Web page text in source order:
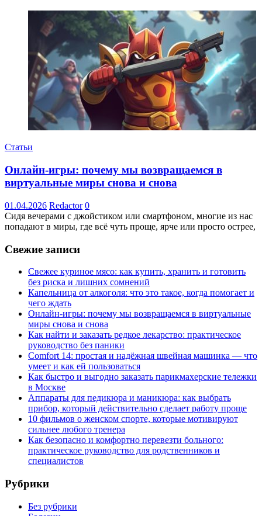
Статьи
Онлайн-игры: почему мы возвращаемся в
виртуальные миры снова и снова
01.04.2026 Redactor 0
Сидя вечерами с джойстиком или смартфоном, многие из нас
попадают в миры, где всё чуть проще, ярче или просто острее,
Свежие записи
Свежее куриное мясо: как купить, хранить и готовить
без риска и лишних сомнений
Капельница от алкоголя: что это такое, когда помогает и
чего ждать
Онлайн-игры: почему мы возвращаемся в виртуальные
миры снова и снова
Как найти и заказать редкое лекарство: практическое
руководство без паники
Comfort 14: простая и надёжная швейная машинка — что
умеет и как ей пользоваться
Как быстро и выгодно заказать парикмахерские тележки
в Москве
Аппараты для педикюра и маникюра: как выбрать
прибор, который действительно сделает работу проще
10 фильмов о женском спорте, которые мотивируют
сильнее любого тренера
Как безопасно и комфортно перевезти больного:
практическое руководство для родственников и
специалистов
Рубрики
Без рубрики